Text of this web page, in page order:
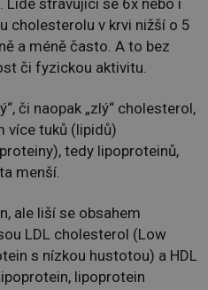
cholesterolu v krvi nižší o 5
a méně často. A to bez
či fyzickou aktivitu.
či naopak „zlý“ cholesterol,
více tuků (lipidů)
tedy lipoproteinů,
menší.
ale liší se obsahem
LDL cholesterol (Low
s nízkou hustotou) a HDL
lipoprotein